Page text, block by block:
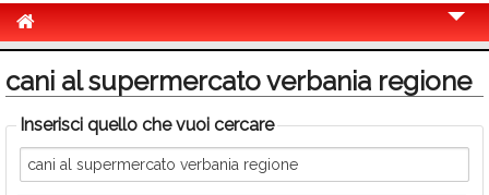
Politica
Sport
Eventi
cani al supermercato verbania regione
Inserisci quello che vuoi cercare